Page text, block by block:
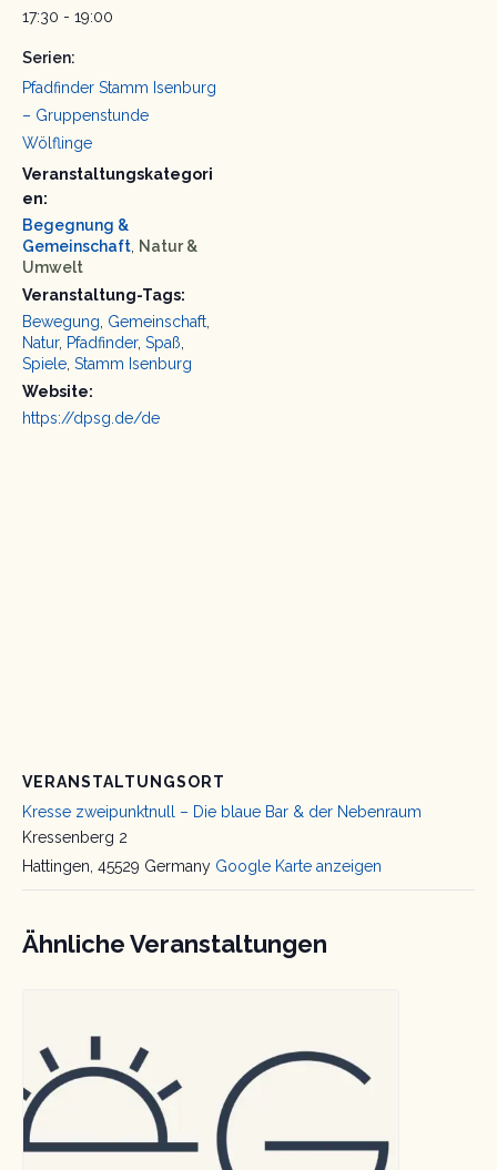
17:30 - 19:00
Serien:
Pfadfinder Stamm Isenburg
– Gruppenstunde
Wölflinge
Veranstaltungskategori
en:
Begegnung &
Gemeinschaft Natur &
Umwelt
Veranstaltung-Tags:
Bewegung Gemeinschaft
Natur, Pfadfinder, Spaß
Spiele Stamm Isenburg
Website:
https://dpsg.de/de
VERANSTALTUNGSORT
Kresse zweipunktnull – Die blaue Bar & der Nebenraum
Kressenberg 2
Hattingen 45529 Germany Google Karte anzeigen
Ähnliche Veranstaltungen